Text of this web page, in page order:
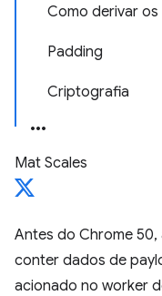
Como derivar
Padding
Criptografia
Mat Scales
Antes do Chrome 50,
conter dados de
acionado no worker